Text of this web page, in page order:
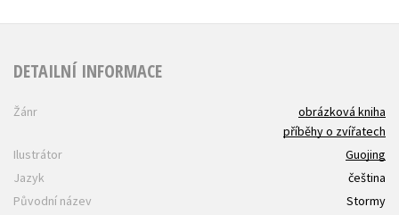
DETAILNÍ INFORMACE
Žánr
obrázková kniha
příběhy o zvířatech
Ilustrátor
Guojing
Jazyk
čeština
Původní název
Stormy